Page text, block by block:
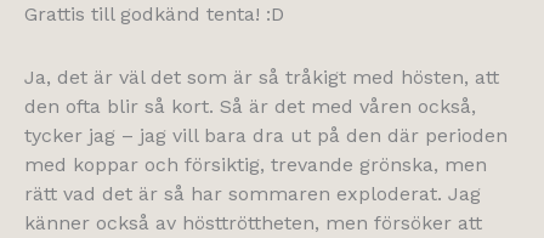
Grattis till godkänd tenta! :D
Ja, det är väl det som är så tråkigt med hösten, att
den ofta blir så kort. Så är det med våren också,
tycker jag – jag vill bara dra ut på den där perioden
med koppar och försiktig, trevande grönska, men
rätt vad det är så har sommaren exploderat. Jag
känner också av hösttröttheten, men försöker att